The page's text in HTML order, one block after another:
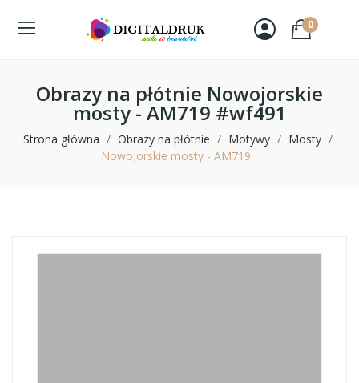
0
Obrazy na płótnie Nowojorskie
mosty - AM719 #wf491
Strona główna Obrazy na płótnie Motywy
Mosty
Nowojorskie mosty - AM719